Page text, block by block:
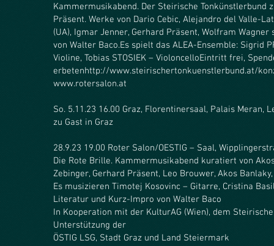
Kammermusikabend. Der Steirische Tonkünstlerbund
Präsent. Werke von Dario Cebic, Alejandro del Valle-
(UA), Igmar Jenner, Gerhard Präsent, Wolfram
von Walter Baco.Es spielt das ALEA-Ensemble: Sigrid
Violine, Tobias STOSIEK – VioloncelloEintritt frei,
erbetenhttp://www.steirischertonkuenstlerbund.at/
www.rotersalon.at
So. 5.11.23 16.00 Graz, Florentinersaal, Palais Meran,
zu Gast in Graz
28.9.23 19.00 Roter Salon/OESTIG – Saal,
Die Rote Brille. Kammermusikabend kuratiert von
Zebinger, Gerhard Präsent, Leo Brouwer, Akos
Es musizieren Timotej Kosovinc – Gitarre, Cristina
Literatur und Kurz-Impro von Walter Baco
In Kooperation mit der KulturAG (Wien), dem
Unterstützung der
ÖSTIG LSG, Stadt Graz und Land Steiermark